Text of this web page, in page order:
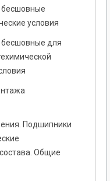
условия
для
Подшипники
Общие